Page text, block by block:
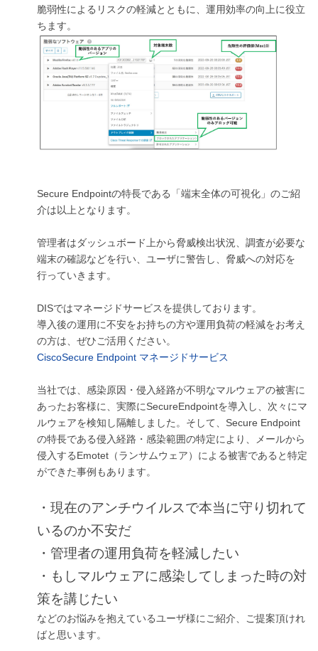
脆弱性によるリスクの軽減とともに、運用効率の向上に役立
ちます。
Secure Endpointの特長である「端末全体の可視化」のご紹
介は以上となります。
管理者はダッシュボード上から脅威検出状況、調査が必要な
端末の確認などを行い、ユーザに警告し、脅威への対応を
行っていきます。
DISではマネージドサービスを提供しております。
導入後の運用に不安をお持ちの方や運用負荷の軽減をお考え
の方は、ぜひご活用ください。
CiscoSecure Endpoint マネージドサービス
当社では、感染原因・侵入経路が不明なマルウェアの被害に
あったお客様に、実際にSecureEndpointを導入し、次々にマ
ルウェアを検知し隔離しました。そして、Secure Endpoint
の特長である侵入経路・感染範囲の特定により、メールから
侵入するEmotet（ランサムウェア）による被害であると特定
ができた事例もあります。
・現在のアンチウイルスで本当に守り切れて
いるのか不安だ
・管理者の運用負荷を軽減したい
・もしマルウェアに感染してしまった時の対
策を講じたい
などのお悩みを抱えているユーザ様にご紹介、ご提案頂けれ
ばと思います。